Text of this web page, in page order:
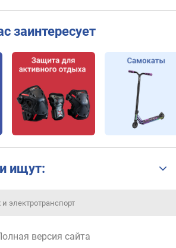
заинтересует
ищут:
электротранспорт
версия сайта